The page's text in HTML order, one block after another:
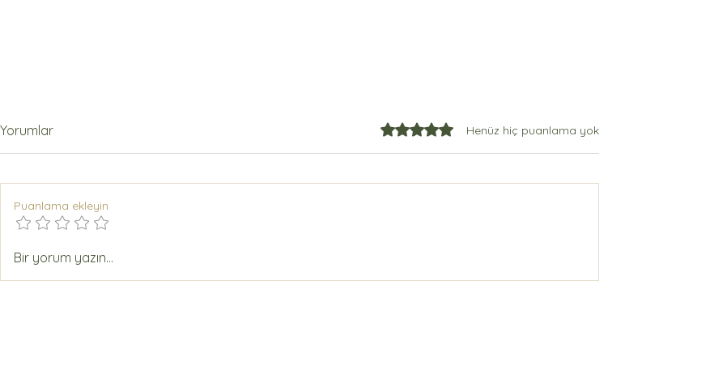
Dünyanın En Sağlıklı Yağı
Neden Zeytinyağı?
Heraklia Premium Serisi
gerçek zeytinyağı fırsatını
Yorumlar 5 üzerinden 0 yıldızHenüz hiç puanlama yok
Puanlama ekleyin
Bir yorum yazın...